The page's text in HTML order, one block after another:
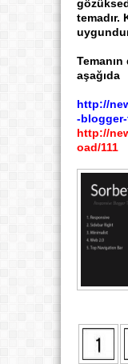
temadır.
aşağıda
http://
-
http://
oad/111